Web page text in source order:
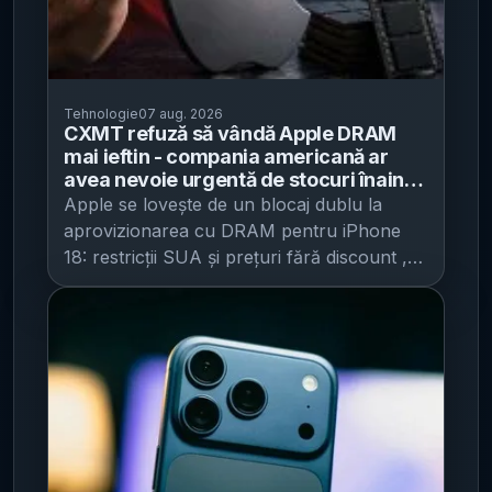
Tehnologie07 aug. 2026
CXMT refuză să vândă Apple DRAM
mai ieftin - compania americană ar
avea nevoie urgentă de stocuri înainte
de lansarea iPhone 18
Apple se lovește de un blocaj dublu la
aprovizionarea cu DRAM pentru iPhone
18: restricții SUA și prețuri fără discount ,
potrivit GSMArena . Compania ar fi
(componentă esențială pentru performanța
telefoanelor) de la producătorul chinez
CXMT , dar negocierile s-ar fi împotmolit
după ce Apple ar fi cerut un preț mai mic.
În primul rând, Apple ar fi avut nevoie de
permisiunea guvernului federal al SUA